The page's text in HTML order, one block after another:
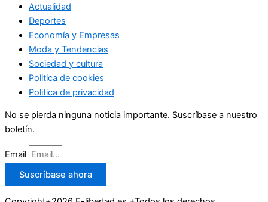
Actualidad
Deportes
Economía y Empresas
Moda y Tendencias
Sociedad y cultura
Politica de cookies
Politica de privacidad
No se pierda ninguna noticia importante. Suscríbase a nuestro
boletín.
Email
Suscríbase ahora